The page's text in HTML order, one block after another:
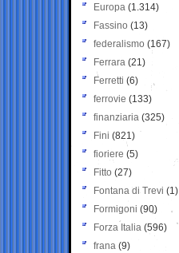
Europa (1.314)
Fassino (13)
federalismo (167)
Ferrara (21)
Ferretti (6)
ferrovie (133)
finanziaria (325)
Fini (821)
fioriere (5)
Fitto (27)
Fontana di Trevi (1)
Formigoni (90)
Forza Italia (596)
frana (9)